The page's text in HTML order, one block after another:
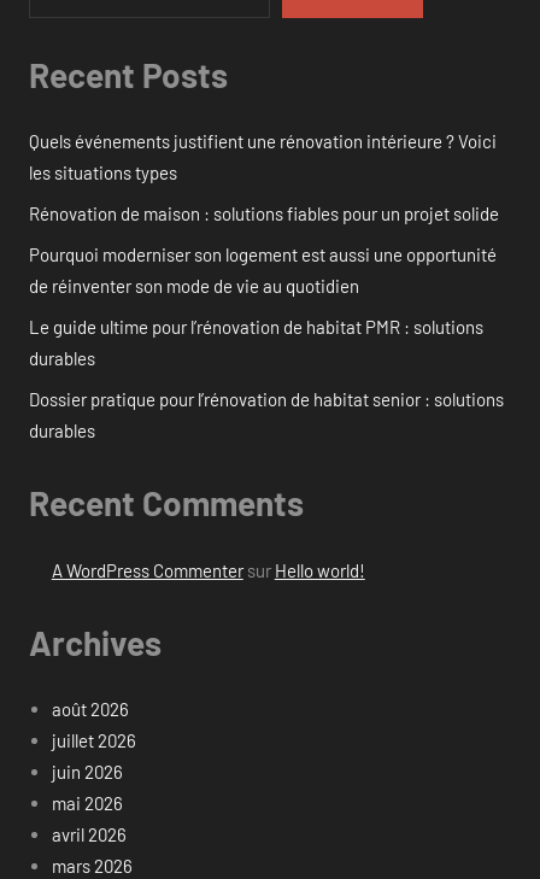
Recent Posts
Quels événements justifient une rénovation intérieure ? Voici
les situations types
Rénovation de maison : solutions fiables pour un projet solide
Pourquoi moderniser son logement est aussi une opportunité
de réinventer son mode de vie au quotidien
Le guide ultime pour l’rénovation de habitat PMR : solutions
durables
Dossier pratique pour l’rénovation de habitat senior : solutions
durables
Recent Comments
A WordPress Commentersur Hello world!
Archives
août 2026
juillet 2026
juin 2026
mai 2026
avril 2026
mars 2026